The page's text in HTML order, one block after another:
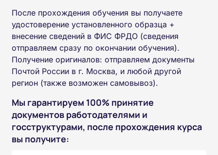
После прохождения обучения вы получаете
удостоверение установленного образца +
внесение сведений в ФИС ФРДО (сведения
отправляем сразу по окончании обучения).
Получение оригиналов: отправляем документы
Почтой России в г. Москва, и любой другой
регион (также возможен самовывоз).
Мы гарантируем 100% принятие
документов работодателями и
госструктурами, после прохождения курса
вы получите: